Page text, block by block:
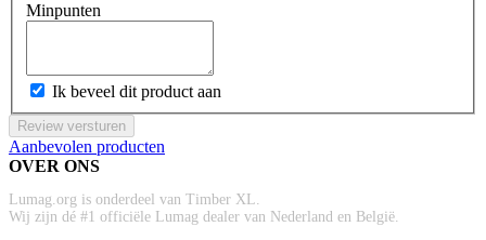
Minpunten
Ik beveel dit product aan
Review versturen
Aanbevolen producten
OVER ONS
Lumag.org is onderdeel van Timber XL.
Wij zijn dé #1 officiële Lumag dealer van Nederland en België.